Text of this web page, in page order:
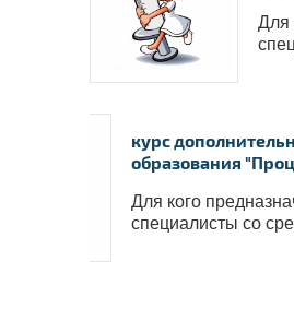
Для
курс
образования
Для кого
специалисты со